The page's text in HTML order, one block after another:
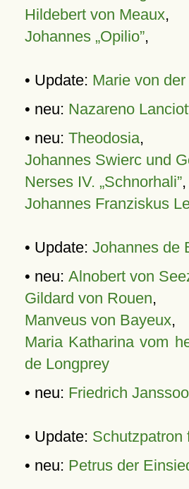
Hildebert von Meaux,
Johannes „Opilio”,
• Update: Marie von
• neu: Nazareno
• neu: Theodosia,
Johannes Swierc und
Nerses IV. „Schnorhali”,
Johannes Franziskus
• Update: Johannes de
• neu: Alnobert von
Gildard von Rouen,
Manveus von Bayeux,
Maria Katharina vom
de Longprey
• neu: Friedrich
• Update: Schutzpatron
• neu: Petrus der